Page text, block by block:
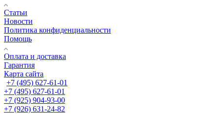
Статьи
Новости
Политика конфиденциальности
Помощь
Оплата и доставка
Гарантия
Карта сайта
+7 (495) 627-61-01
+7 (495) 627-61-01
+7 (925) 904-93-00
+7 (926) 631-24-82